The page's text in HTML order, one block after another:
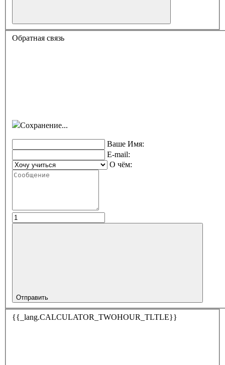
Обратная связь
Сохранение...
Ваше Имя:
E-mail:
О чём:
Отправить
{{_lang.CALCULATOR_TWOHOUR_TLTLE}}